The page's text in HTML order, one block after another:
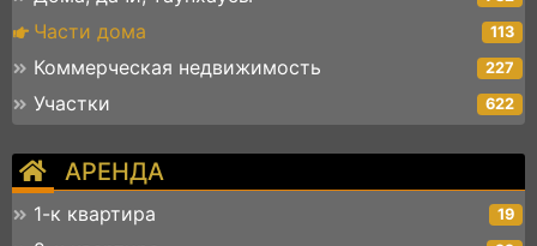
Части дома 113
Коммерческая недвижимость 227
Участки 622
АРЕНДА
1-к квартира 19